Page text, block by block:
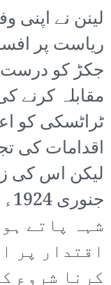
لینن نے
ریاست پر
جکڑ کو درست
مقابلہ کرنے
ٹراٹسکی کو
اقدامات کی
لیکن اس کی
شہہ پاتے
اقتدار پر